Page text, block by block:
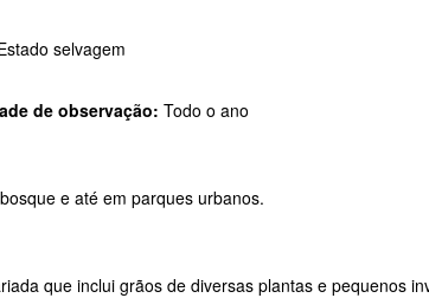
selvagem
de observação: Todo o ano
e até em parques urbanos.
que inclui grãos de diversas plantas e pequenos